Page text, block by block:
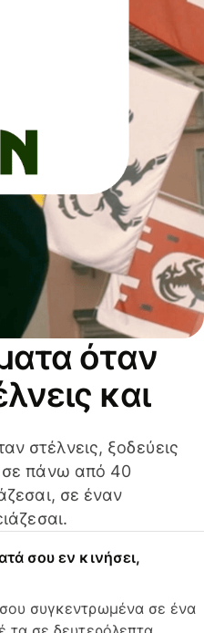
όταν
και
στέλνεις, ξοδεύεις
σε πάνω από 40
σε έναν
σου εν κινήσει,
συγκεντρωμένα σε ένα